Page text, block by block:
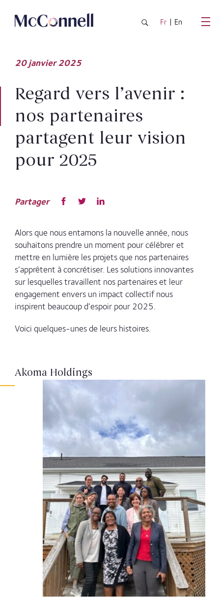
Passer au contenu principal
Fr En
20 janvier 2025
Regard vers l’avenir :
nos partenaires
partagent leur vision
pour 2025
Partager
Alors que nous entamons la nouvelle année, nous
souhaitons prendre un moment pour célébrer et
mettre en lumière les projets que nos partenaires
s’apprêtent à concrétiser. Les solutions innovantes
sur lesquelles travaillent nos partenaires et leur
engagement envers un impact collectif nous
inspirent beaucoup d’espoir pour 2025.
Voici quelques-unes de leurs histoires.
Akoma Holdings